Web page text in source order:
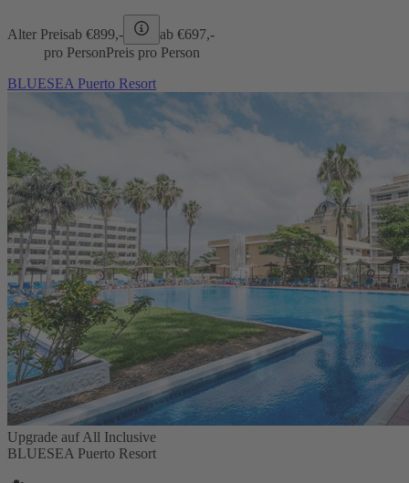
Alter Preisab €899,- ab €697,-
pro PersonPreis pro Person
BLUESEA Puerto Resort
Upgrade auf All Inclusive
BLUESEA Puerto Resort